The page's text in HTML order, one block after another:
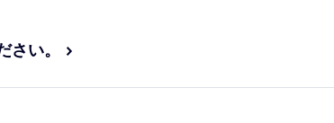
い。